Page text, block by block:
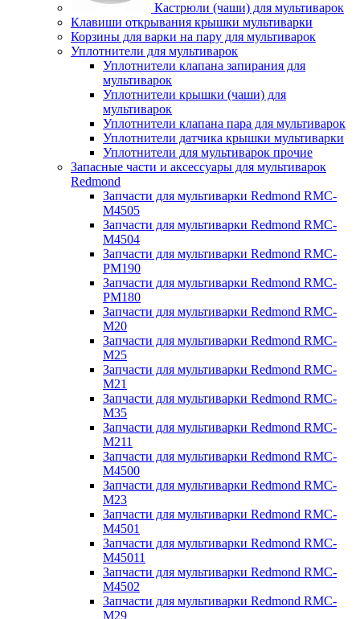
Кастрюли (чаши) для мультиварок
Клавиши открывания крышки мультиварки
Корзины для варки на пару для мультиварок
Уплотнители для мультиварок
Уплотнители клапана запирания для
мультиварок
Уплотнители крышки (чаши) для
мультиварок
Уплотнители клапана пара для мультиварок
Уплотнители датчика крышки мультиварки
Уплотнители для мультиварок прочие
Запасные части и аксессуары для мультиварок
Redmond
Запчасти для мультиварки Redmond RMC-
M4505
Запчасти для мультиварки Redmond RMC-
M4504
Запчасти для мультиварки Redmond RMC-
PM190
Запчасти для мультиварки Redmond RMC-
PM180
Запчасти для мультиварки Redmond RMC-
M20
Запчасти для мультиварки Redmond RMC-
M25
Запчасти для мультиварки Redmond RMC-
M21
Запчасти для мультиварки Redmond RMC-
M35
Запчасти для мультиварки Redmond RMC-
M211
Запчасти для мультиварки Redmond RMC-
M4500
Запчасти для мультиварки Redmond RMC-
M23
Запчасти для мультиварки Redmond RMC-
M4501
Запчасти для мультиварки Redmond RMC-
M45011
Запчасти для мультиварки Redmond RMC-
M4502
Запчасти для мультиварки Redmond RMC-
M29